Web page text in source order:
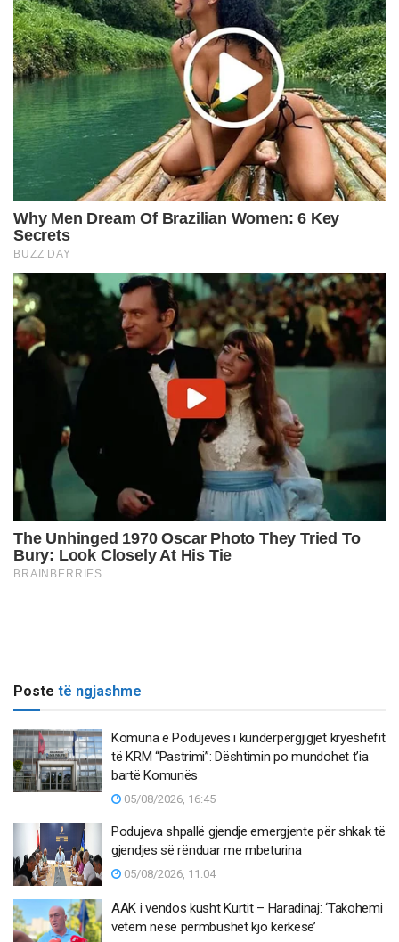
Poste të ngjashme
Komuna e Podujevës i kundërpërgjigjet kryeshefit
të KRM “Pastrimi”: Dështimin po mundohet t’ia
bartë Komunës
05/08/2026, 16:45
Podujeva shpallë gjendje emergjente për shkak të
gjendjes së rënduar me mbeturina
05/08/2026, 11:04
AAK i vendos kusht Kurtit – Haradinaj: ‘Takohemi
vetëm nëse përmbushet kjo kërkesë’